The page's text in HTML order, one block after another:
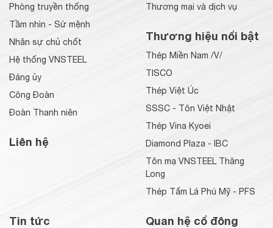
Phòng truyền thống
Tầm nhìn - Sứ mệnh
Nhân sự chủ chốt
Hệ thống VNSTEEL
Đảng ủy
Công Đoàn
Đoàn Thanh niên
Liên hệ
Thương mại và dịch vụ
Thương hiệu nổi bật
Thép Miền Nam /V/
TISCO
Thép Việt Úc
SSSC - Tôn Việt Nhật
Thép Vina Kyoei
Diamond Plaza - IBC
Tôn mạ VNSTEEL Thăng
Long
Thép Tấm Lá Phú Mỹ - PFS
Tin tức Quan hệ cổ đông